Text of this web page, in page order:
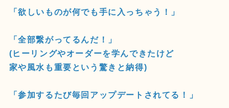
「欲しいものが何でも手に入っちゃう！」
「全部繋がってるんだ！」
(ヒーリングやオーダーを学んできたけど
家や風水も重要という驚きと納得)
「参加するたび毎回アップデートされてる！」